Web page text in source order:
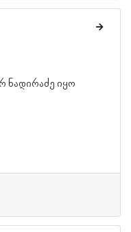
ნადირაძე იყო